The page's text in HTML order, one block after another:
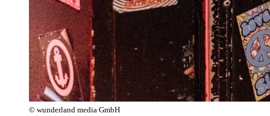
© wunderland media GmbH